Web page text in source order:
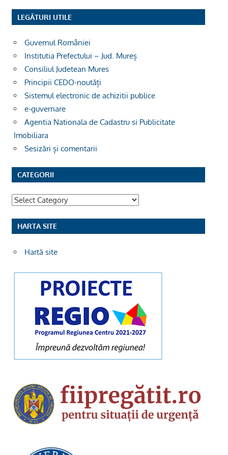
LEGĂTURI UTILE
Guvernul României
Institutia Prefectului – Jud. Mureș
Consiliul Judetean Mures
Principii CEDO-noutăți
Sistemul electronic de achizitii publice
e-guvernare
Agentia Nationala de Cadastru si Publicitate
Imobiliara
Sesizări și comentarii
CATEGORII
Categorii
HARTA SITE
Hartă site